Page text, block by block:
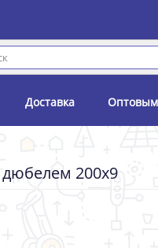
Доставка
200х9